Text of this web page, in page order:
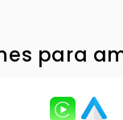
para